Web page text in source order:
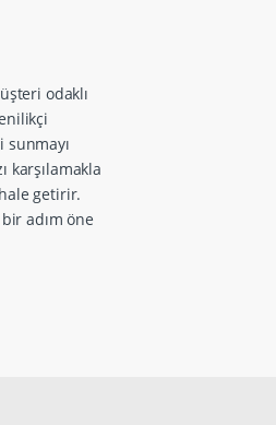
odaklı
sunmayı
karşılamakla
getirir.
adım öne